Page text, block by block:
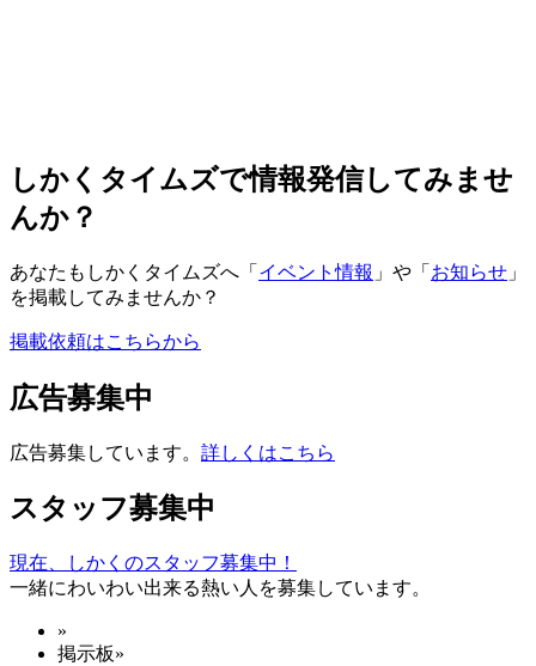
しかくタイムズで情報発信してみませ
んか？
あなたもしかくタイムズへ「 イベント情報 」や「 お知らせ 」
を掲載してみませんか？
掲載依頼はこちらから
広告募集中
広告募集しています。 詳しくはこちら
スタッフ募集中
現在、しかくのスタッフ募集中！
一緒にわいわい出来る熱い人を募集しています。
»
掲示板»